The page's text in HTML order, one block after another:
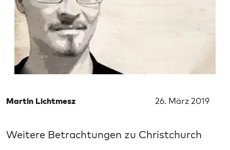
Martin Lichtmesz 26. März 2019
Weitere Betrachtungen zu Christchurch